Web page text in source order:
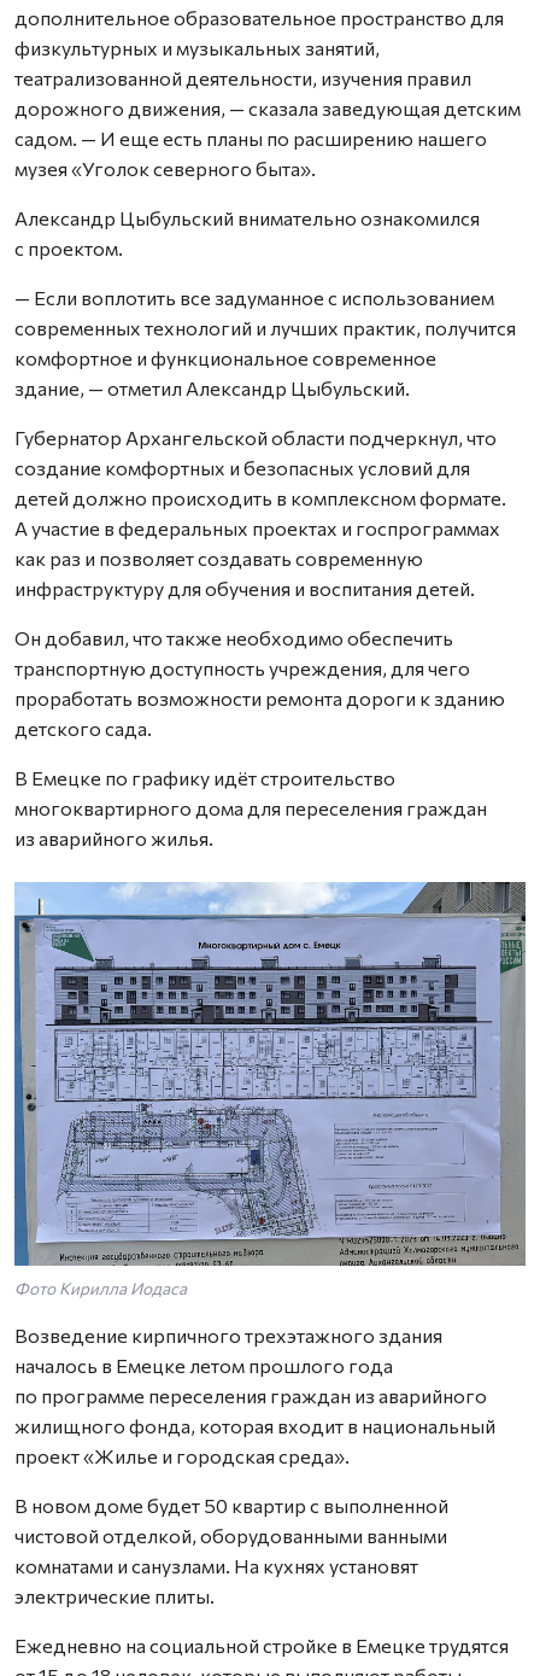
дополнительное образовательное пространство для
физкультурных и музыкальных занятий,
театрализованной деятельности, изучения правил
дорожного движения, — сказала заведующая детским
садом. — И еще есть планы по расширению нашего
музея «Уголок северного быта».
Александр Цыбульский внимательно ознакомился
с проектом.
— Если воплотить все задуманное с использованием
современных технологий и лучших практик, получится
комфортное и функциональное современное
здание, — отметил Александр Цыбульский.
Губернатор Архангельской области подчеркнул, что
создание комфортных и безопасных условий для
детей должно происходить в комплексном формате.
А участие в федеральных проектах и госпрограммах
как раз и позволяет создавать современную
инфраструктуру для обучения и воспитания детей.
Он добавил, что также необходимо обеспечить
транспортную доступность учреждения, для чего
проработать возможности ремонта дороги к зданию
детского сада.
В Емецке по графику идёт строительство
многоквартирного дома для переселения граждан
из аварийного жилья.
Фото Кирилла Иодаса
Возведение кирпичного трехэтажного здания
началось в Емецке летом прошлого года
по программе переселения граждан из аварийного
жилищного фонда, которая входит в национальный
проект «Жилье и городская среда».
В новом доме будет 50 квартир с выполненной
чистовой отделкой, оборудованными ванными
комнатами и санузлами. На кухнях установят
электрические плиты.
Ежедневно на социальной стройке в Емецке трудятся